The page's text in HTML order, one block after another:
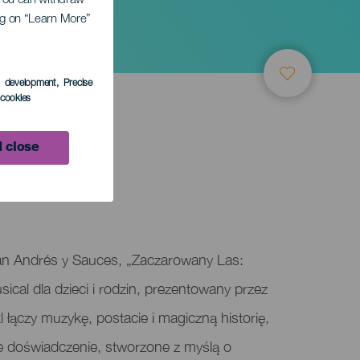
on “Learn More”
development, Precise
close
Andrés y Sauces, „Zaczarowany Las:
dla dzieci i rodzin, prezentowany przez
muzykę, postacie i magiczną historię,
doświadczenie, stworzone z myślą o